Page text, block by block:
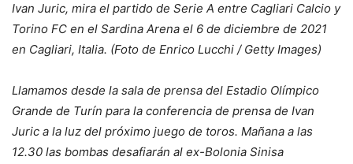
Ivan Juric, mira el partido de Serie A entre Cagliari Calcio y
Torino FC en el Sardina Arena el 6 de diciembre de 2021
en Cagliari, Italia. (Foto de Enrico Lucchi / Getty Images)
Llamamos desde la sala de prensa del Estadio Olímpico
Grande de Turín para la conferencia de prensa de Ivan
Juric a la luz del próximo juego de toros. Mañana a las
12.30 las bombas desafiarán al ex-Bolonia Sinisa